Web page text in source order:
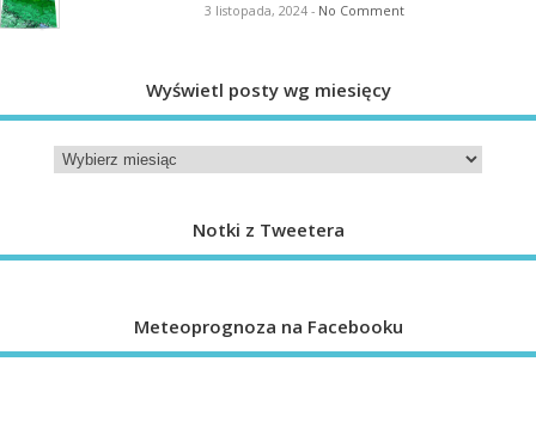
3 listopada, 2024- No Comment
Wyświetl posty wg miesięcy
Notki z Tweetera
Meteoprognoza na Facebooku